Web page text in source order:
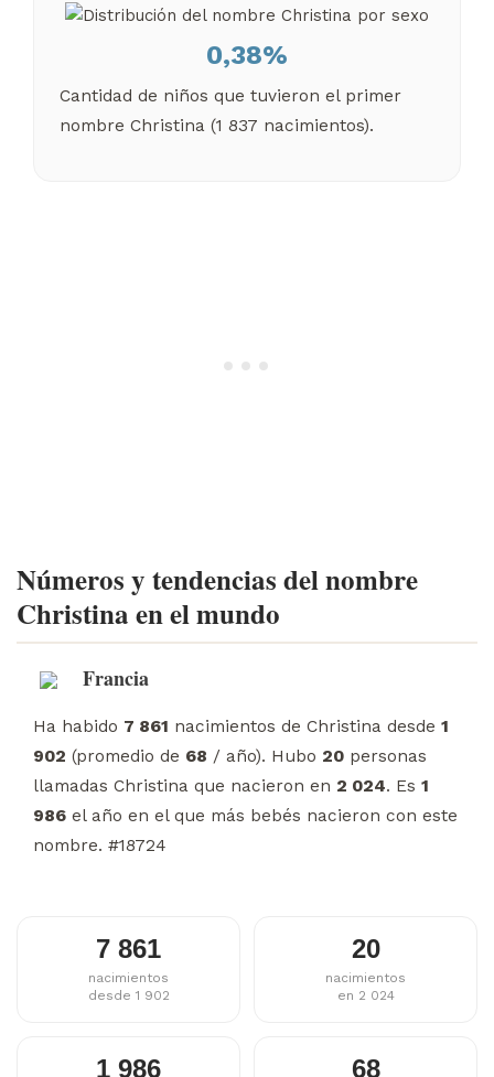
0,38%
Cantidad de niños que tuvieron el primer
nombre Christina (1 837 nacimientos).
Números y tendencias del nombre
Christina en el mundo
Francia
Ha habido 7 861 nacimientos de Christina desde 1
902 (promedio de 68 / año). Hubo 20 personas
llamadas Christina que nacieron en 2 024. Es 1
986 el año en el que más bebés nacieron con este
nombre. #18724
7 861
nacimientos
desde 1 902
20
nacimientos
en 2 024
1 986 68